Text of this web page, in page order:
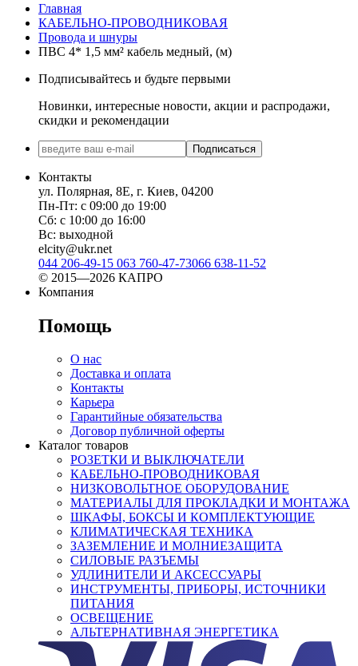
Главная
КАБЕЛЬНО-ПРОВОДНИКОВАЯ
Провода и шнуры
ПВС 4* 1,5 мм² кабель медный, (м)
Подписывайтесь и будьте первыми
Новинки, интересные новости, акции и распродажи,
скидки и рекомендации
Подписаться
Контакты
ул. Полярная, 8Е, г. Киев, 04200
Пн-Пт: с 09:00 до 19:00
Сб: с 10:00 до 16:00
Вс: выходной
elcity@ukr.net
044 206-49-15 063 760-47-73066 638-11-52
© 2015—2026 КАПРО
Компания
Помощь
О нас
Доставка и оплата
Контакты
Карьера
Гарантийные обязательства
Договор публичной оферты
Каталог товаров
РОЗЕТКИ И ВЫКЛЮЧАТЕЛИ
КАБЕЛЬНО-ПРОВОДНИКОВАЯ
НИЗКОВОЛЬТНОЕ ОБОРУДОВАНИЕ
МАТЕРИАЛЫ ДЛЯ ПРОКЛАДКИ И МОНТАЖА
ШКАФЫ, БОКСЫ И КОМПЛЕКТУЮЩИЕ
КЛИМАТИЧЕСКАЯ ТЕХНИКА
ЗАЗЕМЛЕНИЕ И МОЛНИЕЗАЩИТА
СИЛОВЫЕ РАЗЪЕМЫ
УДЛИНИТЕЛИ И АКСЕССУАРЫ
ИНСТРУМЕНТЫ, ПРИБОРЫ, ИСТОЧНИКИ
ПИТАНИЯ
ОСВЕЩЕНИЕ
АЛЬТЕРНАТИВНАЯ ЭНЕРГЕТИКА